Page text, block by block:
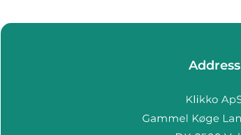
Address